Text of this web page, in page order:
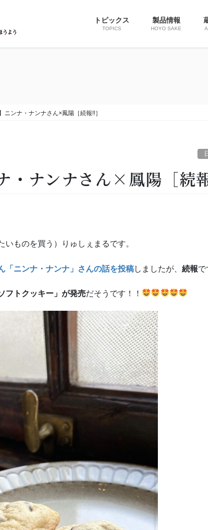
トピックス
TOPICS
製品情報
HOYO SAKE
ニンナ・ナンナさん×鳳陽［続報!!］
・ナンナさん×鳳陽［続
ものを買う）りゅしぇまるです。
「ニンナ・ナンナ」さんの話を投稿しましたが、 続報で
フトクッキー」が発売だそうです！！